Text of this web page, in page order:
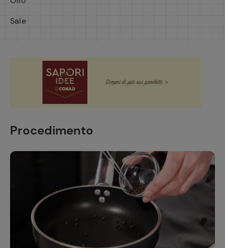
Sale
Procedimento